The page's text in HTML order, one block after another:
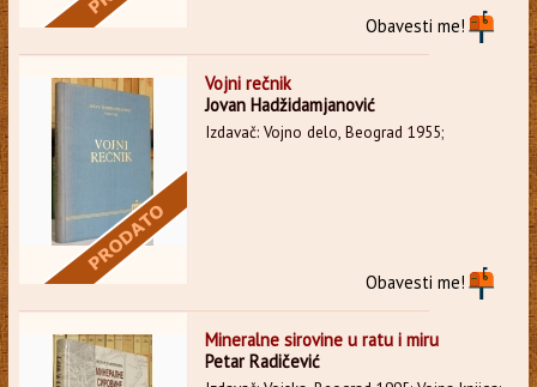
Obavesti me!
Vojni rečnik
Jovan Hadžidamjanović
Izdavač: Vojno delo, Beograd 1955;
Obavesti me!
Mineralne sirovine u ratu i miru
Petar Radičević